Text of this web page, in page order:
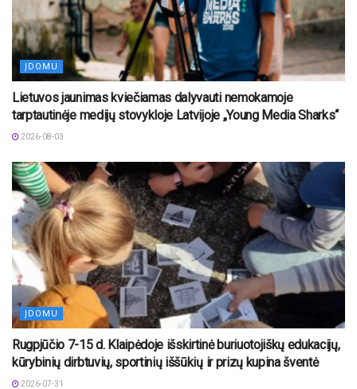
ĮDOMU
Lietuvos jaunimas kviečiamas dalyvauti nemokamoje
tarptautinėje medijų stovykloje Latvijoje „Young Media Sharks“
2026-08-03
ĮDOMU
Rugpjūčio 7-15 d. Klaipėdoje išskirtinė buriuotojiškų edukacijų,
kūrybinių dirbtuvių, sportinių iššūkių ir prizų kupina šventė
2026-07-31